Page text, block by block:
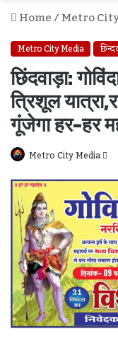
Home/Metro
Metro City Media
छिंदवाड़ा:
त्रिशूल
गूंजेगा हर-हर
Metro City Media